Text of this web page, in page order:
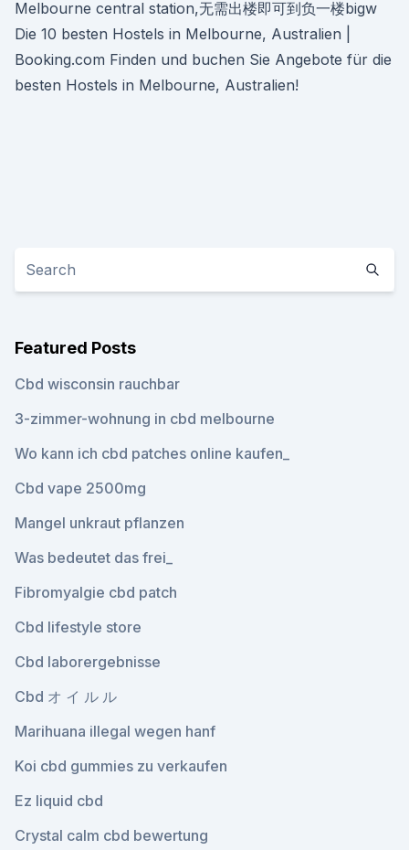
Melbourne central station,无需出楼即可到负一楼bigw
Die 10 besten Hostels in Melbourne, Australien |
Booking.com Finden und buchen Sie Angebote für die
besten Hostels in Melbourne, Australien!
Featured Posts
Cbd wisconsin rauchbar
3-zimmer-wohnung in cbd melbourne
Wo kann ich cbd patches online kaufen_
Cbd vape 2500mg
Mangel unkraut pflanzen
Was bedeutet das frei_
Fibromyalgie cbd patch
Cbd lifestyle store
Cbd laborergebnisse
Cbd オ イ ル ル
Marihuana illegal wegen hanf
Koi cbd gummies zu verkaufen
Ez liquid cbd
Crystal calm cbd bewertung